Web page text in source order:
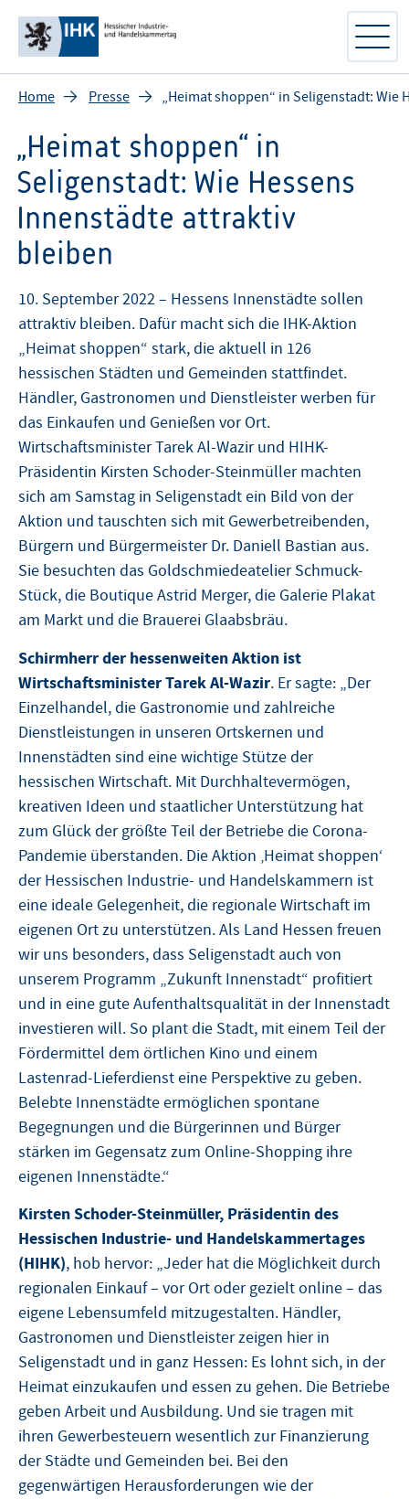
Home Presse „Heimat shoppen“ in Seligenstadt:
„Heimat shoppen“ in
Seligenstadt: Wie Hessens
Innenstädte attraktiv
bleiben
10. September 2022 – Hessens Innenstädte sollen
attraktiv bleiben. Dafür macht sich die IHK-Aktion
„Heimat shoppen“ stark, die aktuell in 126
hessischen Städten und Gemeinden stattfindet.
Händler, Gastronomen und Dienstleister werben für
das Einkaufen und Genießen vor Ort.
Wirtschaftsminister Tarek Al-Wazir und HIHK-
Präsidentin Kirsten Schoder-Steinmüller machten
sich am Samstag in Seligenstadt ein Bild von der
Aktion und tauschten sich mit Gewerbetreibenden,
Bürgern und Bürgermeister Dr. Daniell Bastian aus.
Sie besuchten das Goldschmiedeatelier Schmuck-
Stück, die Boutique Astrid Merger, die Galerie Plakat
am Markt und die Brauerei Glaabsbräu.
Schirmherr der hessenweiten Aktion ist
Wirtschaftsminister Tarek Al-Wazir. Er sagte: „Der
Einzelhandel, die Gastronomie und zahlreiche
Dienstleistungen in unseren Ortskernen und
Innenstädten sind eine wichtige Stütze der
hessischen Wirtschaft. Mit Durchhaltevermögen,
kreativen Ideen und staatlicher Unterstützung hat
zum Glück der größte Teil der Betriebe die Corona-
Pandemie überstanden. Die Aktion ‚Heimat shoppen‘
der Hessischen Industrie- und Handelskammern ist
eine ideale Gelegenheit, die regionale Wirtschaft im
eigenen Ort zu unterstützen. Als Land Hessen freuen
wir uns besonders, dass Seligenstadt auch von
unserem Programm „Zukunft Innenstadt“ profitiert
und in eine gute Aufenthaltsqualität in der Innenstadt
investieren will. So plant die Stadt, mit einem Teil der
Fördermittel dem örtlichen Kino und einem
Lastenrad-Lieferdienst eine Perspektive zu geben.
Belebte Innenstädte ermöglichen spontane
Begegnungen und die Bürgerinnen und Bürger
stärken im Gegensatz zum Online-Shopping ihre
eigenen Innenstädte.“
Kirsten Schoder-Steinmüller, Präsidentin des
Hessischen Industrie- und Handelskammertages
(HIHK), hob hervor: „Jeder hat die Möglichkeit durch
regionalen Einkauf – vor Ort oder gezielt online – das
eigene Lebensumfeld mitzugestalten. Händler,
Gastronomen und Dienstleister zeigen hier in
Seligenstadt und in ganz Hessen: Es lohnt sich, in der
Heimat einzukaufen und essen zu gehen. Die Betriebe
geben Arbeit und Ausbildung. Und sie tragen mit
ihren Gewerbesteuern wesentlich zur Finanzierung
der Städte und Gemeinden bei. Bei den
gegenwärtigen Herausforderungen wie der